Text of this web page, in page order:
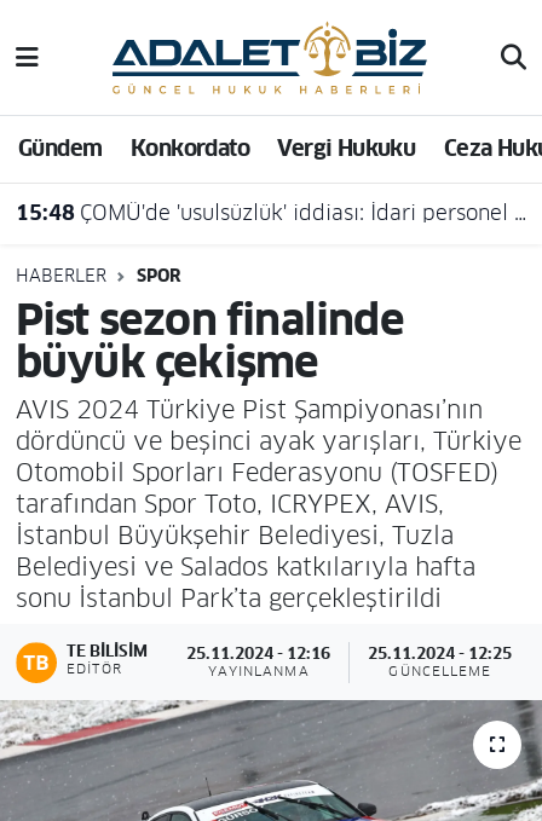
Gündem Konkordato Vergi Hukuku Ceza
15:48 ÇOMÜ'de 'usulsüzlük' iddiası: İdari personel açığa alındı
HABERLER SPOR
Pist sezon finalinde
büyük çekişme
AVIS 2024 Türkiye Pist Şampiyonası’nın
dördüncü ve beşinci ayak yarışları, Türkiye
Otomobil Sporları Federasyonu (TOSFED)
tarafından Spor Toto, ICRYPEX, AVIS,
İstanbul Büyükşehir Belediyesi, Tuzla
Belediyesi ve Salados katkılarıyla hafta
sonu İstanbul Park’ta gerçekleştirildi
TE BILISIM
EDITÖR
25.11.2024 - 12:16
YAYINLANMA
25.11.2024 - 12:25
GÜNCELLEME
Hava Durumu
Trafik Durumu
Süper Lig Puan Durumu ve Fikstür
Tüm Manşetler
Son Dakika Haberleri
Haber Arşivi